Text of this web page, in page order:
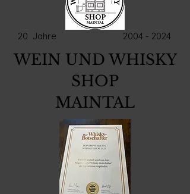
20 Jahre 2004 - 2024
WEIN UND WHISKY
SHOP
MAINTAL